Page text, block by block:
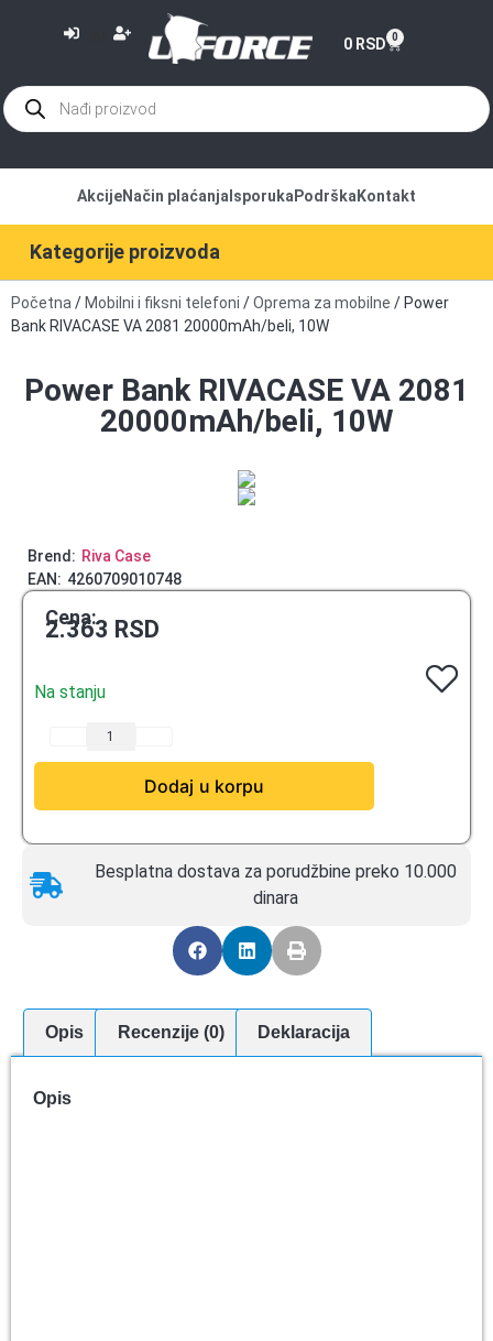
0 RSD 0
Kategorije proizvoda
AkcijeNačin plaćanja Isporuka Podrška Kontakt
Početna / Mobilni i fiksni telefoni /Oprema za mobilne / Power
Bank RIVACASE VA 2081 20000mAh/beli, 10W
Power Bank RIVACASE VA 2081
20000mAh/beli, 10W
Brend: Riva Case
EAN: 4260709010748
Cena:
2.363 RSD
Na stanju
Dodaj u korpu
Besplatna dostava za porudžbine preko 10.000
dinara
Opis Recenzije (0) Deklaracija
Opis